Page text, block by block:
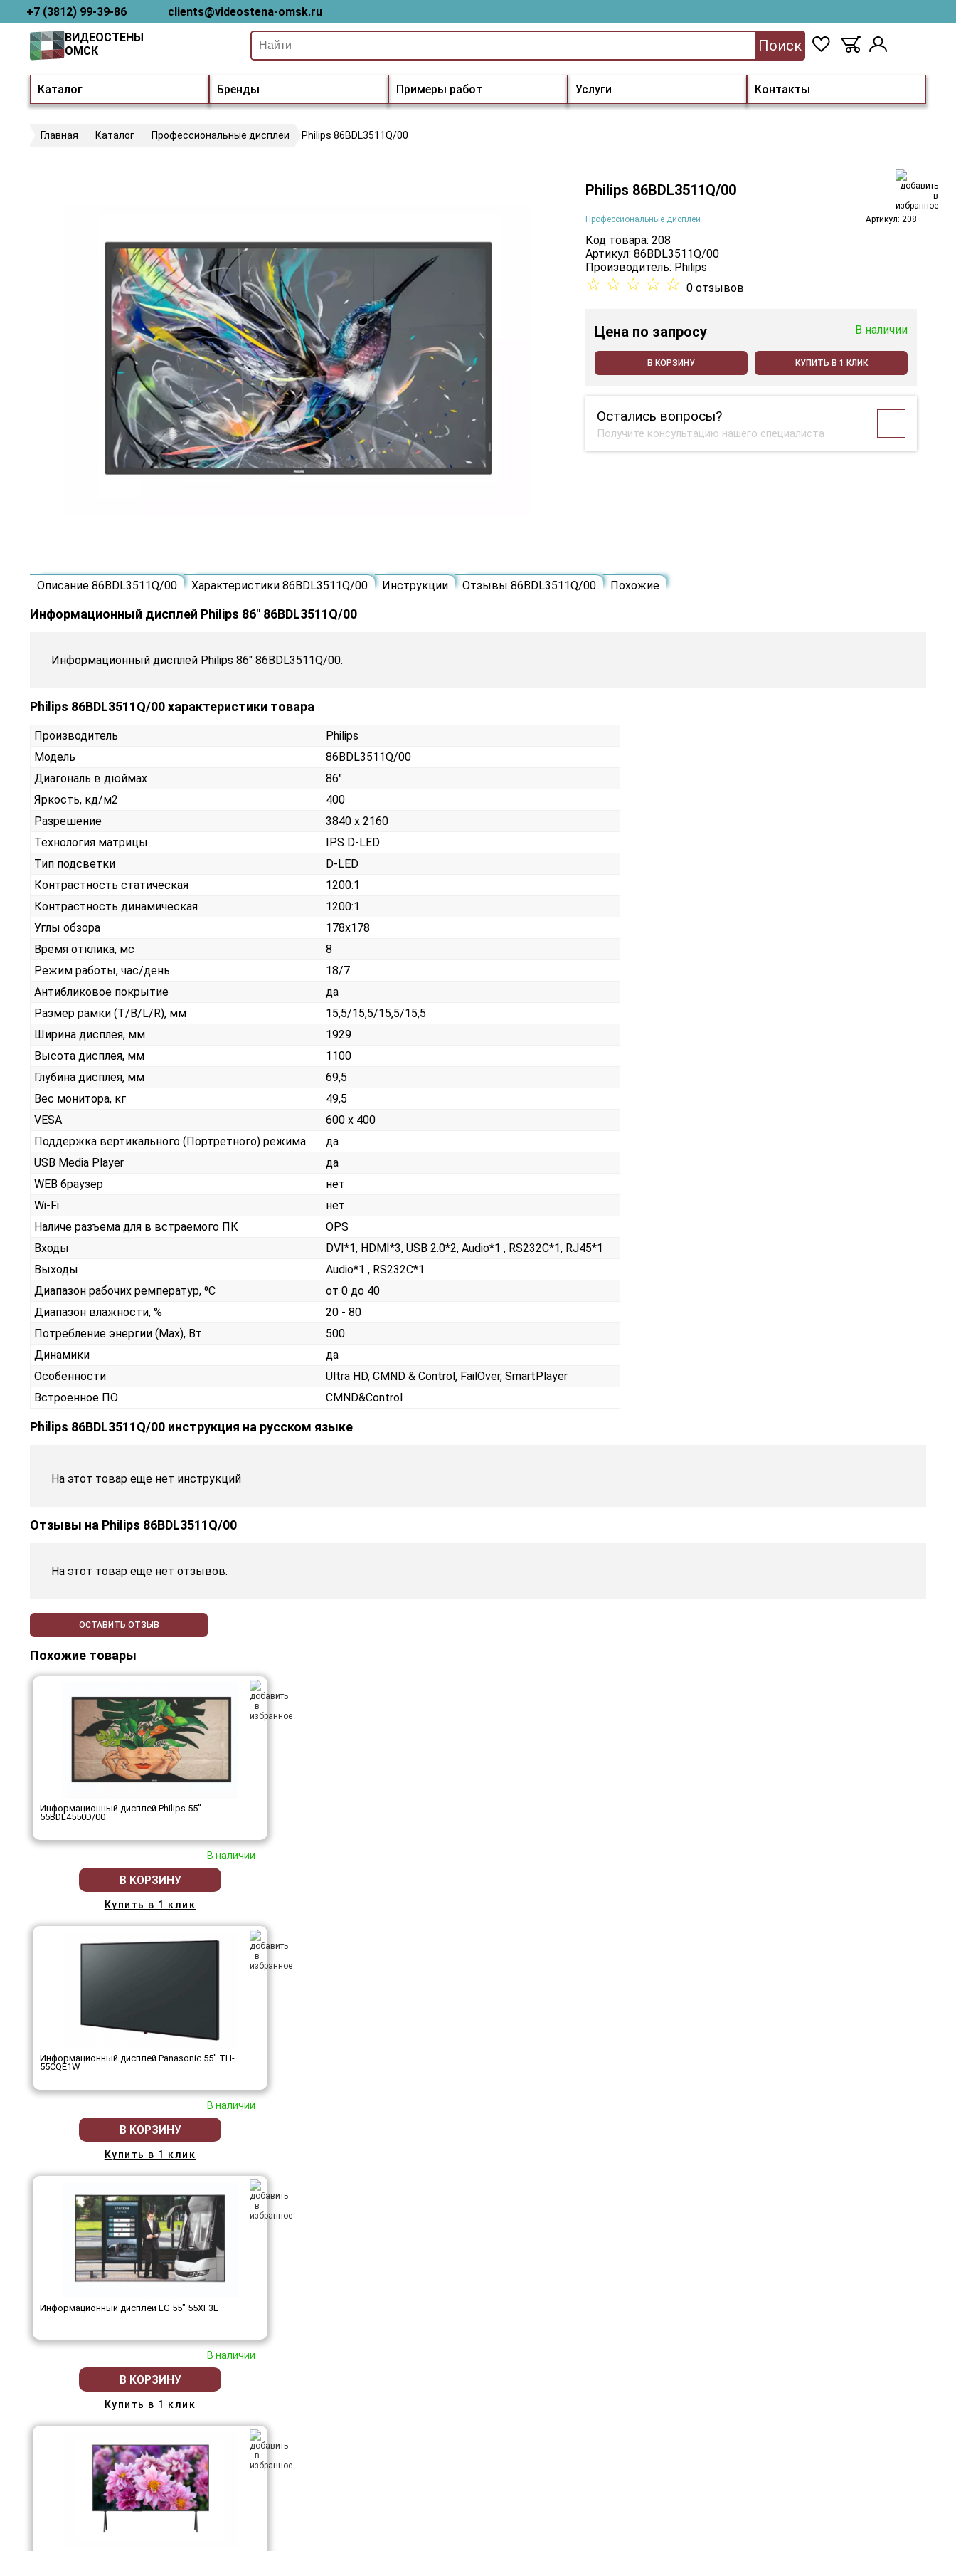
+7 (3812) 99-39-86 clients@videostena-omsk.ru
Каталог Бренды Примеры работ Услуги Контакты
ВИДЕОСТЕНЫ
ОМСК
Поиск
Главная Каталог Профессиональные дисплеи Philips 86BDL3511Q/00
Philips 86BDL3511Q/00
Профессиональные дисплеи Артикул: 208
Код товара: 208
Артикул: 86BDL3511Q/00
Производитель: Philips
☆ ☆ ☆ ☆ ☆ 0 отзывов
Цена по запросу В наличии
В КОРЗИНУ КУПИТЬ В 1 КЛИК
Остались вопросы?
Получите консультацию нашего специалиста
Описание 86BDL3511Q/00 Характеристики 86BDL3511Q/00 Инструкции Отзывы 86BDL3511Q/00 Похожие
Информационный дисплей Philips 86" 86BDL3511Q/00
Информационный дисплей Philips 86" 86BDL3511Q/00.
Philips 86BDL3511Q/00 характеристики товара
Производитель
Philips
Модель
86BDL3511Q/00
Диагональ в дюймах
86"
Яркость, кд/м2
400
Разрешение
3840 x 2160
Технология матрицы
IPS D-LED
Тип подсветки
D-LED
Контрастность статическая
1200:1
Контрастность динамическая
1200:1
Углы обзора
178x178
Время отклика, мс
8
Режим работы, час/день
18/7
Антибликовое покрытие
да
Размер рамки (T/B/L/R), мм
15,5/15,5/15,5/15,5
Ширина дисплея, мм
1929
Высота дисплея, мм
1100
Глубина дисплея, мм
69,5
Вес монитора, кг
49,5
VESA
600 x 400
Поддержка вертикального (Портретного) режима
да
USB Media Player
да
WEB браузер
нет
Wi-Fi
нет
Наличе разъема для в встраемого ПК
OPS
Входы
DVI*1, HDMI*3, USB 2.0*2, Audio*1 , RS232С*1, RJ45*1
Выходы
Audio*1 , RS232С*1
Диапазон рабочих ремператур, ⁰С
от 0 до 40
Диапазон влажности, %
20 - 80
Потребление энергии (Max), Вт
500
Динамики
да
Особенности
Ultra HD, CMND & Control, FailOver, SmartPlayer
Встроенное ПО
CMND&Control
Philips 86BDL3511Q/00 инструкция на русском языке
На этот товар еще нет инструкций
Отзывы на Philips 86BDL3511Q/00
На этот товар еще нет отзывов.
ОСТАВИТЬ ОТЗЫВ
Похожие товары
Информационный дисплей Philips 55"
55BDL4550D/00
В наличии
В КОРЗИНУ
Купить в 1 клик
Информационный дисплей Panasonic 55" TH-
55CQE1W
В наличии
В КОРЗИНУ
Купить в 1 клик
Информационный дисплей LG 55" 55XF3E
В наличии
В КОРЗИНУ
Купить в 1 клик